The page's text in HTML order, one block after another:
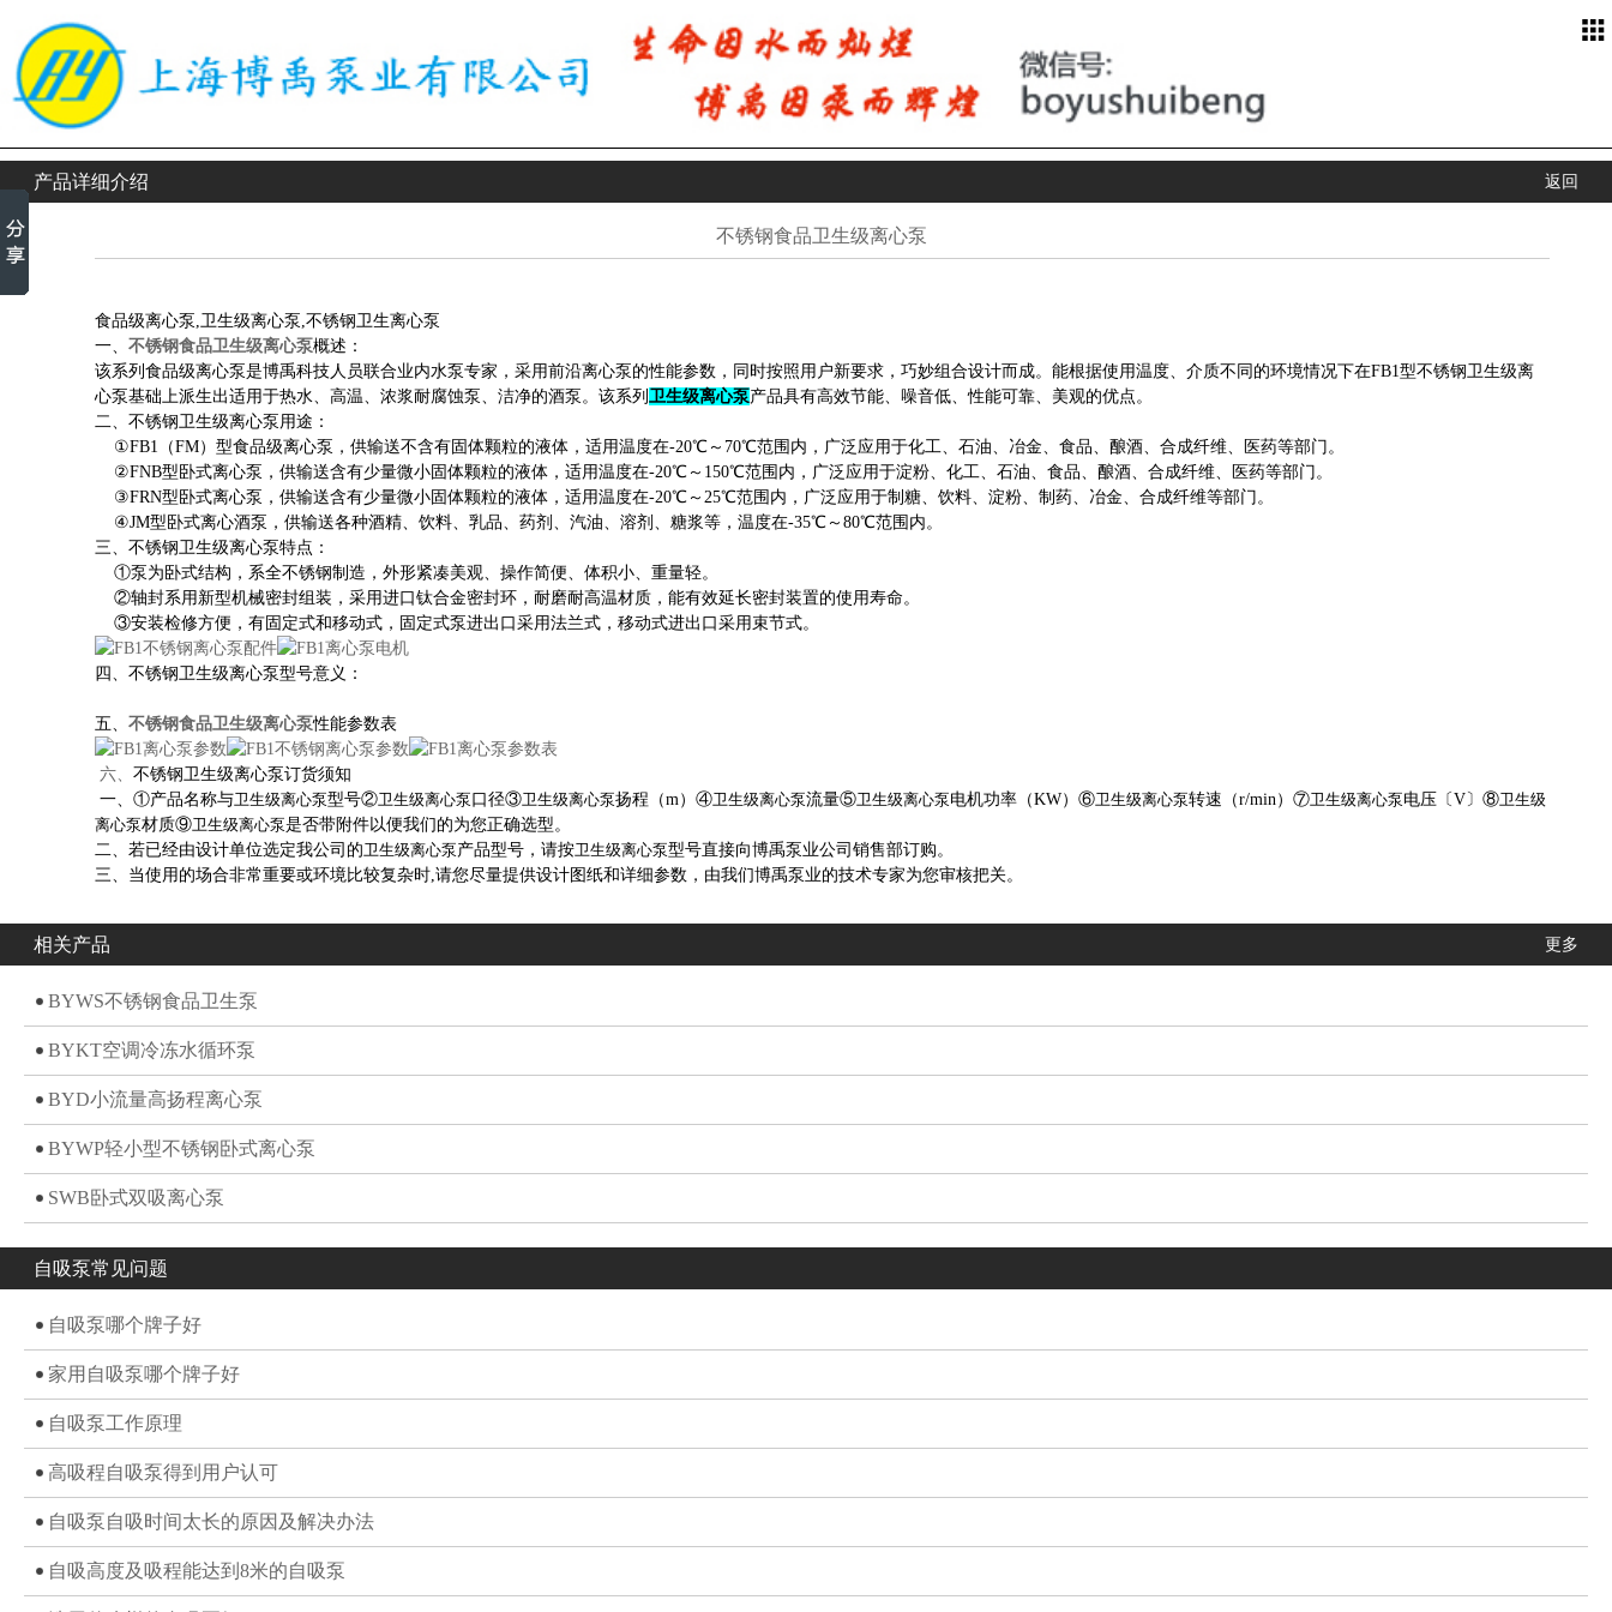
产品详细介绍 返回
不锈钢食品卫生级离心泵
食品级离心泵,卫生级离心泵,不锈钢卫生离心泵
一、不锈钢食品卫生级离心泵概述：
该系列食品级离心泵是博禹科技人员联合业内水泵专家，采用前沿离心泵 的性能参数，同时按照用户新要求，巧妙组合设计而成。能根据使用温度、介质不同的环境情况下在FB1型不锈钢卫生级离
心泵基础上派生出适用于热水、高温、浓浆耐腐蚀泵、洁净的酒泵。该系列卫生级离心泵产品具有高效节能、噪音低、性能可靠、美观的优点。
二、不锈钢卫生级离心泵 用途：
①FB1（FM）型食品级离心泵，供输送不含有固体颗粒的液体，适用温度在-20℃～70℃范围内，广泛应用于化工、石油、冶金、食品、酿酒、合成纤维、医药等部门。
②FNB型卧式离心泵，供输送含有少量微小固体颗粒的液体，适用温度在-20℃～150℃范围内，广泛应用于淀粉、化工、石油、食品、酿酒、合成纤维、医药等部门。
③FRN型卧式离心泵，供输送含有少量微小固体颗粒的液体，适用温度在-20℃～25℃范围内，广泛应用于制糖、饮料、淀粉、制药、冶金、合成纤维等部门。
④JM型卧式离心酒泵，供输送各种酒精、饮料、乳品、药剂、汽油、溶剂、糖浆等，温度在-35℃～80℃范围内。
三、不锈钢卫生级离心泵特点：
①泵为卧式结构，系全不锈钢制造，外形紧凑美观、操作简便、体积小、重量轻。
②轴封系用新型机械密封组装，采用进口钛合金密封环，耐磨耐高温材质，能有效延长密封装置的使用寿命。
③安装检修方便，有固定式和移动式，固定式泵进出口采用法兰式，移动式进出口采用束节式。
四、不锈钢卫生级离心泵型号意义：
五、不锈钢食品卫生级离心泵性能参数表
六、不锈钢卫生级离心泵订货须知
一、①产品名称与卫生级离心泵型号②卫生级离心泵 口径③卫生级离心泵扬程（m）④卫生级离心泵流量⑤卫生级离心泵电机功率（KW）⑥卫生级离心泵转速（r/min）⑦卫生级离心泵电压〔V〕⑧卫生级
离心泵材质⑨卫生级离心泵是否带附件以便我们的为您正确选型。
二、若已经由设计单位选定我公司的卫生级离心泵产品型号，请按卫生级离心泵型号直接向博禹泵业公司销售部订购。
三、当使用的场合非常重要或环境比较复杂时,请您尽量提供设计图纸和详细参数，由我们博禹泵业的技术专家为您审核把关。
相关产品 更多
BYWS不锈钢食品卫生泵
BYKT空调冷冻水循环泵
BYD小流量高扬程离心泵
BYWP轻小型不锈钢卧式离心泵
SWB卧式双吸离心泵
自吸泵常见问题
自吸泵哪个牌子好
家用自吸泵哪个牌子好
自吸泵工作原理
高吸程自吸泵得到用户认可
自吸泵自吸时间太长的原因及解决办法
自吸高度及吸程能达到8米的自吸泵